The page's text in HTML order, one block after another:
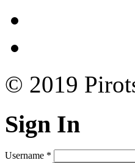
© 2019
Sign In
Username *